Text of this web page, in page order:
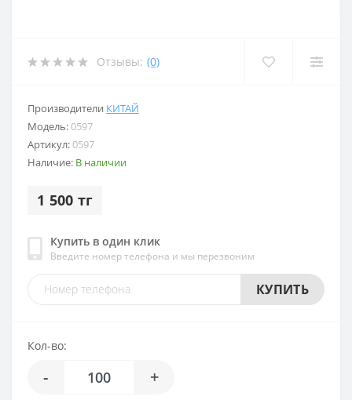
Отзывы: (0)
Производители КИТАЙ
Модель:0597
Артикул:0597
Наличие: В наличии
1 500 тг
Купить в один клик
Введите номер телефона и мы перезвоним
КУПИТЬ
Кол-во:
- +